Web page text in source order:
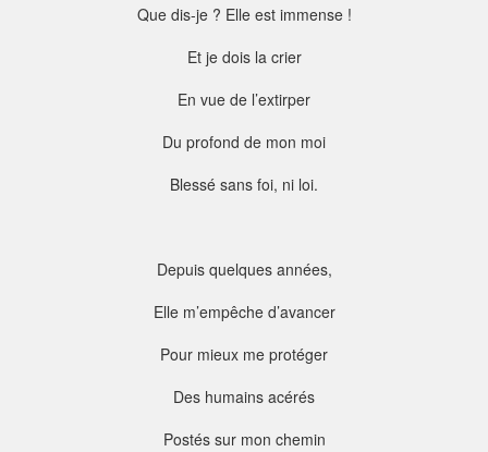
Que dis-je ? Elle est immense !
Et je dois la crier
En vue de l’extirper
Du profond de mon moi
Blessé sans foi, ni loi.
Depuis quelques années,
Elle m’empêche d’avancer
Pour mieux me protéger
Des humains acérés
Postés sur mon chemin